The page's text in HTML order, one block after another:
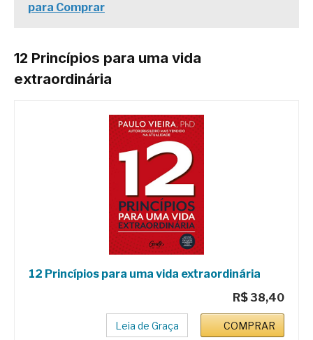
para Comprar
12 Princípios para uma vida
extraordinária
12 Princípios para uma vida extraordinária
R$ 38,40
Leia de Graça COMPRAR